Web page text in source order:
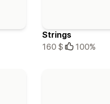
Strings
160 $
100%